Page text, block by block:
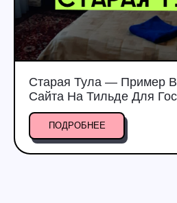
Старая Тула — Пример
Сайта На Тильде Для
ПОДРОБНЕЕ
Заполните
И Мы
Индивидуальную
ПОЛУЧИТЬ